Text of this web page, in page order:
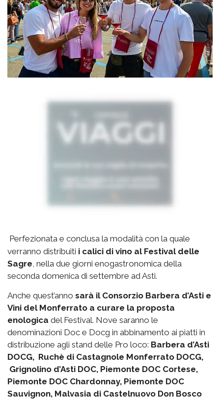
Perfezionata e conclusa la modalità con la quale
verranno distribuiti i calici di vino al Festival delle
Sagre , nella due giorni enogastronomica della
seconda domenica di settembre ad Asti.
Anche quest’anno sarà il Consorzio Barbera d’Asti e
Vini del Monferrato a curare la proposta
enologica del Festival. Nove saranno le
denominazioni Doc e Docg in abbinamento ai piatti in
distribuzione agli stand delle Pro loco: Barbera d’Asti
DOCG, Ruchè di Castagnole Monferrato DOCG,
Grignolino d’Asti DOC, Piemonte DOC Cortese,
Piemonte DOC Chardonnay, Piemonte DOC
Sauvignon, Malvasia di Castelnuovo Don Bosco